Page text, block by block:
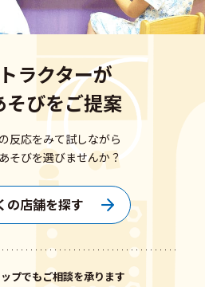
ラクターが
そびをご提案
反応をみて試しながら
そびを選びませんか？
の店舗を探す
プでもご相談を承ります